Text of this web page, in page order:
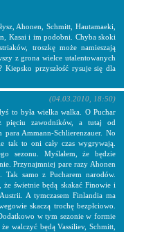
Ahonen, Schmitt, Hautamaeki,
Kasai i im podobni. Chyba skoki
troszkę może namieszają
z grona wielce utalentowanych
przyszłość rysuje się dla
to była wielka walka. O Puchar
pięciu zawodników, a tutaj od
Ammann-Schlierenzauer. No
tak to oni cały czas wygrywają.
sezonu. Myślałem, że będzie
Przynajmniej pare razy Ahonen
Tak samo z Pucharem narodów.
że świetnie będą skakać Finowie i
A tymczasem Finlandia ma
skaczą trochę bezpłciowo.
w tym sezonie w formie
walczyć będą Vassiliev, Schmitt,
(04.03.2010, 18:50)